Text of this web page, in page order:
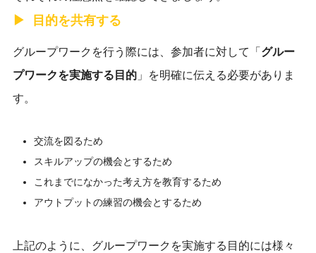
目的を共有する
グループワークを行う際には、参加者に対して「 グルー
プワークを実施する目的」を明確に伝える必要がありま
す。
交流を図るため
スキルアップの機会とするため
これまでになかった考え方を教育するため
アウトプットの練習の機会とするため
上記のように、グループワークを実施する目的には様々